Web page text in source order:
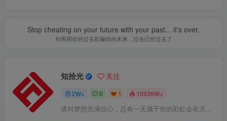
Stop cheating on your future with your past... it's over.
别再用你的过去欺骗你的未来，过去已经过去了
知拾光 关注
2W+ 0 1 10936W+
请对梦想充满信心，总有一天属于你的彩虹会在天空微笑